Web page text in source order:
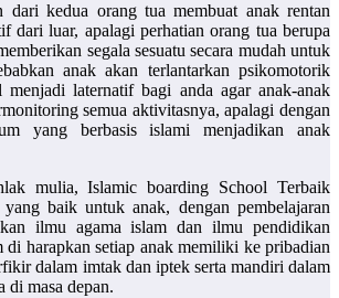
dari kedua orang tua membuat anak rentan
dari luar, apalagi perhatian orang tua berupa
segala sesuatu secara mudah untuk
anak akan terlantarkan psikomotorik
laternatif bagi anda agar anak-anak
semua aktivitasnya, apalagi dengan
yang berbasis islami menjadikan anak
mulia, Islamic boarding School Terbaik
yang baik untuk anak, dengan pembelajaran
ilmu agama islam dan ilmu pendidikan
di harapkan setiap anak memiliki ke pribadian
dalam imtak dan iptek serta mandiri dalam
di masa depan.